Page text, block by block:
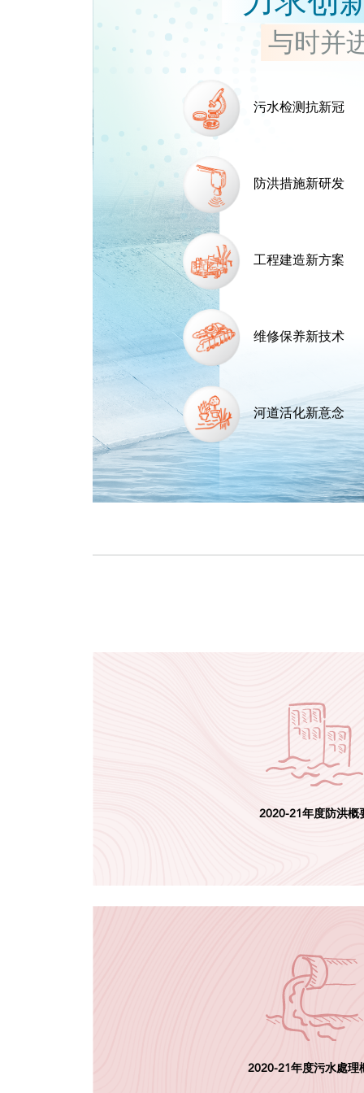
与时并
污水检测抗新冠
防洪措施新研发
工程建造新方案
维修保养新技术
河道活化新意念
2020-21年度防洪概
2020-21年度污水處理